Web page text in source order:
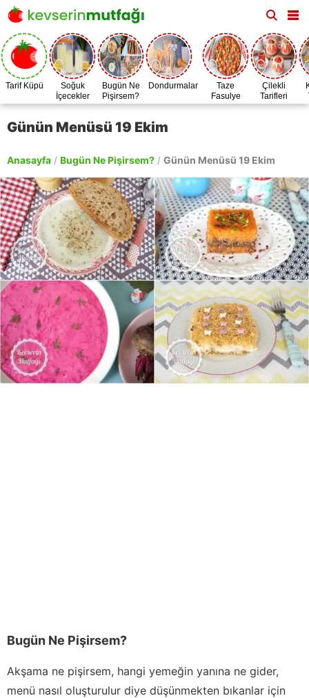
Tarif Küpü
Soğuk
İçecekler
Bugün Ne
Pişirsem?
Dondurmalar
Taze
Fasulye
Zamanı
Çilekli
Tarifleri
Günün Menüsü 19 Ekim
Anasayfa / Bugün Ne Pişirsem? / Günün Menüsü 19 Ekim
Bugün Ne Pişirsem?
Akşama ne pişirsem, hangi yemeğin yanına ne gider,
menü nasıl oluşturulur diye düşünmekten bıkanlar için